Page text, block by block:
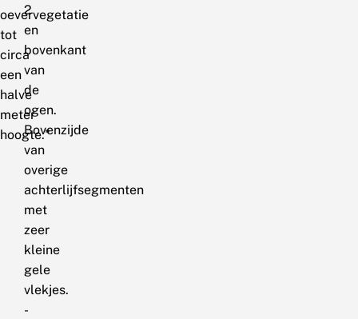
oevervegetatie
tot
circa
een
halve
meter
hoogte."
2
en
bovenkant
van
de
ogen.
Bovenzijde
van
overige
achterlijfsegmenten
met
zeer
kleine
gele
vlekjes.
-